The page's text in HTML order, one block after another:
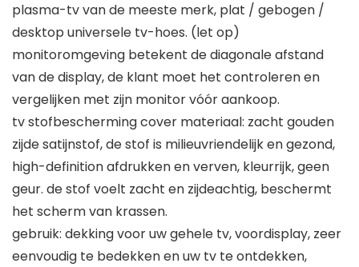
plasma-tv van de meeste merk, plat / gebogen /
desktop universele tv-hoes. (let op)
monitoromgeving betekent de diagonale afstand
van de display, de klant moet het controleren en
vergelijken met zijn monitor vóór aankoop.
tv stofbescherming cover materiaal: zacht gouden
zijde satijnstof, de stof is milieuvriendelijk en gezond,
high-definition afdrukken en verven, kleurrijk, geen
geur. de stof voelt zacht en zijdeachtig, beschermt
het scherm van krassen.
gebruik: dekking voor uw gehele tv, voordisplay, zeer
eenvoudig te bedekken en uw tv te ontdekken,